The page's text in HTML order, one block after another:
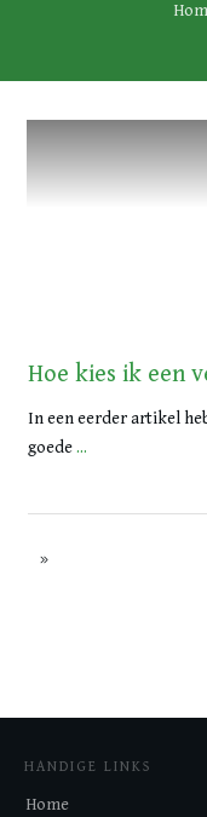
Hoe kies ik een
In een eerder artikel
goede...
HANDIGE LINKS
Home